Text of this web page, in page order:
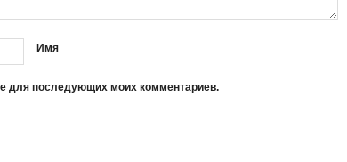
Имя
для последующих моих комментариев.